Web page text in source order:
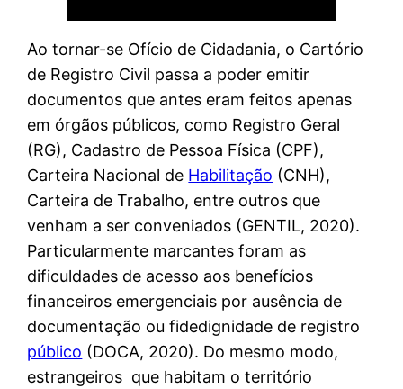
Ao tornar-se Ofício de Cidadania, o Cartório
de Registro Civil passa a poder emitir
documentos que antes eram feitos apenas
em órgãos públicos, como Registro Geral
(RG), Cadastro de Pessoa Física (CPF),
Carteira Nacional de Habilitação (CNH),
Carteira de Trabalho, entre outros que
venham a ser conveniados (GENTIL, 2020).
Particularmente marcantes foram as
dificuldades de acesso aos benefícios
financeiros emergenciais por ausência de
documentação ou fidedignidade de registro
público (DOCA, 2020). Do mesmo modo,
estrangeiros que habitam o território